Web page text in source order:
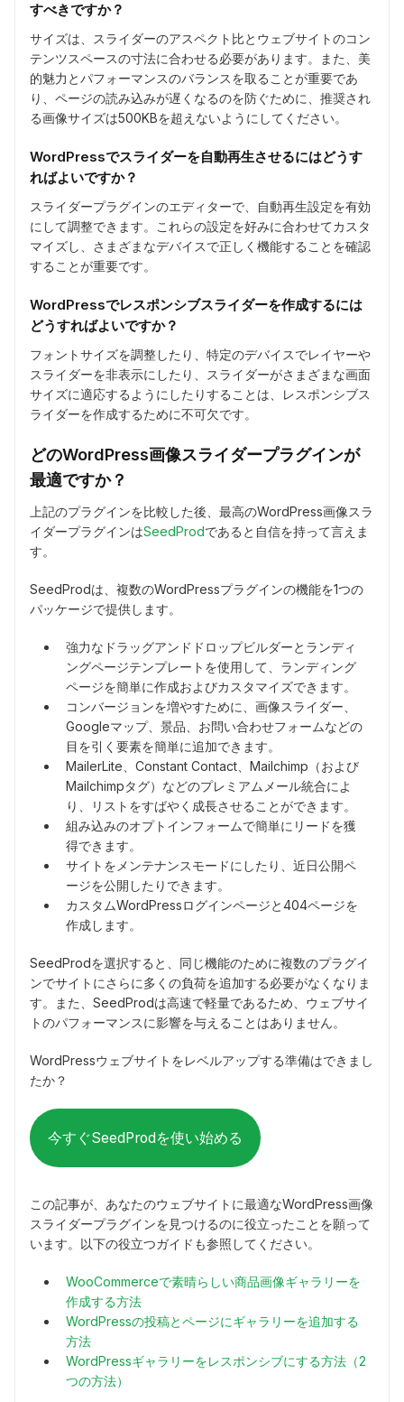
すべきですか？
サイズは、スライダーのアスペクト比とウェブサイトのコン
テンツスペースの寸法に合わせる必要があります。また、美
的魅力とパフォーマンスのバランスを取ることが重要であ
り、ページの読み込みが遅くなるのを防ぐために、推奨され
る画像サイズは500KBを超えないようにしてください。
WordPressでスライダーを自動再生させるにはどうす
ればよいですか？
スライダープラグインのエディターで、自動再生設定を有効
にして調整できます。これらの設定を好みに合わせてカスタ
マイズし、さまざまなデバイスで正しく機能することを確認
することが重要です。
WordPressでレスポンシブスライダーを作成するには
どうすればよいですか？
フォントサイズを調整したり、特定のデバイスでレイヤーや
スライダーを非表示にしたり、スライダーがさまざまな画面
サイズに適応するようにしたりすることは、レスポンシブス
ライダーを作成するために不可欠です。
どのWordPress画像スライダープラグインが
最適ですか？
上記のプラグインを比較した後、最高のWordPress画像スラ
イダープラグインはSeedProdであると自信を持って言えま
す。
SeedProdは、複数のWordPressプラグインの機能を1つの
パッケージで提供します。
強力なドラッグアンドドロップビルダーとランディ
ングページテンプレートを使用して、ランディング
ページを簡単に作成およびカスタマイズできます。
コンバージョンを増やすために、画像スライダー、
Googleマップ、景品、お問い合わせフォームなどの
目を引く要素を簡単に追加できます。
MailerLite、Constant Contact、Mailchimp（および
Mailchimpタグ）などのプレミアムメール統合によ
り、リストをすばやく成長させることができます。
組み込みのオプトインフォームで簡単にリードを獲
得できます。
サイトをメンテナンスモードにしたり、近日公開ペ
ージを公開したりできます。
カスタムWordPressログインページと404ページを
作成します。
SeedProdを選択すると、同じ機能のために複数のプラグイ
ンでサイトにさらに多くの負荷を追加する必要がなくなりま
す。また、SeedProdは高速で軽量であるため、ウェブサイ
トのパフォーマンスに影響を与えることはありません。
WordPressウェブサイトをレベルアップする準備はできまし
たか？
今すぐSeedProdを使い始める
この記事が、あなたのウェブサイトに最適なWordPress画像
スライダープラグインを見つけるのに役立ったことを願って
います。以下の役立つガイドも参照してください。
WooCommerceで素晴らしい商品画像ギャラリーを
作成する方法
WordPressの投稿とページにギャラリーを追加する
方法
WordPressギャラリーをレスポンシブにする方法（2
つの方法）